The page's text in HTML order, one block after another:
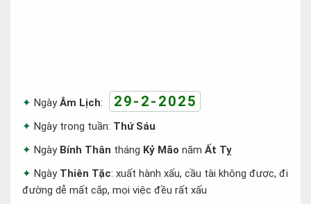
NgàyÂm Lịch: 29-2-2025
Ngày trong tuần: Thứ Sáu
Ngày Bính Thân tháng Kỷ Mão năm Ất Tỵ
Ngày Thiên Tặc: xuất hành xấu, cầu tài không được, đi
đường dễ mất cắp, mọi việc đều rất xấu